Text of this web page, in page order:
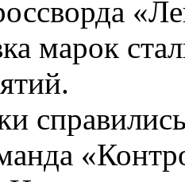
марок